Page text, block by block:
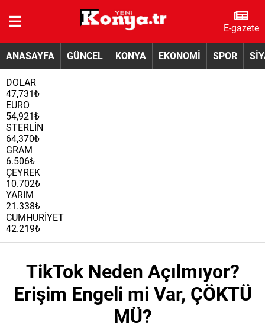
E-gazete
ANASAYFA GÜNCEL KONYA EKONOMİ SPOR
DOLAR
47,731₺
EURO
54,921₺
STERLİN
64,370₺
GRAM
6.506₺
ÇEYREK
10.702₺
YARIM
21.338₺
CUMHURİYET
42.219₺
TikTok Neden Açılmıyor?
Erişim Engeli mi Var, ÇÖKTÜ
MÜ?